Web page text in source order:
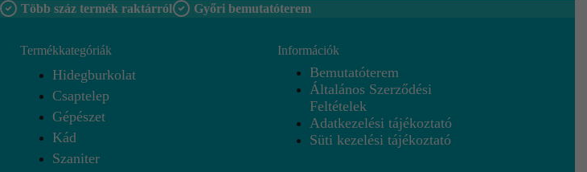
Több száz termék raktárról
Győri bemutatóterem
Termékkategóriák
Hidegburkolat
Csaptelep
Gépészet
Kád
Szaniter
Információk
Bemutatóterem
Általános Szerződési
Feltételek
Adatkezelési tájékoztató
Süti kezelési tájékoztató